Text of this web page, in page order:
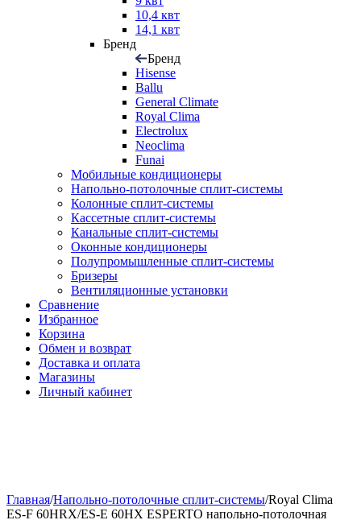
10,4 квт
14,1 квт
Бренд
Бренд
Hisense
Ballu
General Climate
Royal Clima
Electrolux
Neoclima
Funai
Мобильные кондиционеры
Напольно-потолоч​ные ​сплит-системы
Колонные ​​сплит-системы
Кассетные сплит-системы
Канальные сплит-системы
Оконные кондиционеры
Полупромышленные сплит-системы
Бризеры
Вентиляционные установки
Сравнение
Избранное
Корзина
Обмен и возврат
Доставка и оплата
Магазины
Личный кабинет
Главная/Напольно-потолоч​ные сплит-системы/Royal Clima
ES-F 60HRX/ES-E 60HX ESPERTO напольно-потолочная